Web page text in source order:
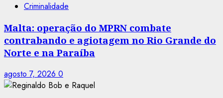
Criminalidade
Malta: operação do MPRN combate
contrabando e agiotagem no Rio Grande do
Norte e na Paraíba
agosto 7, 2026 0